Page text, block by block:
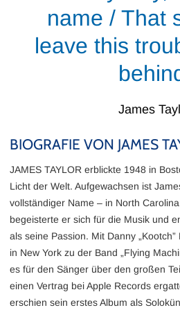
name / That
leave this
James
BIOGRAFIE VON JAMES
JAMES TAYLOR erblickte 1948 in
Licht der Welt. Aufgewachsen ist
vollständiger Name – in North
begeisterte er sich für die Musik und
als seine Passion. Mit Danny
in New York zu der Band „Flying
es für den Sänger über den großen
einen Vertrag bei Apple Records
erschien sein erstes Album als